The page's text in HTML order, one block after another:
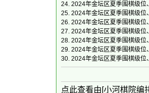
24. 2024年金坛区夏季围棋级
25. 2024年金坛区夏季围棋级位
26. 2024年金坛区夏季围棋级位
27. 2024年金坛区夏季围棋级位
28. 2024年金坛区夏季围棋级位
29. 2024年金坛区夏季围棋级位
30. 2024年金坛区夏季围棋级位
点此查看由[小河棋院编